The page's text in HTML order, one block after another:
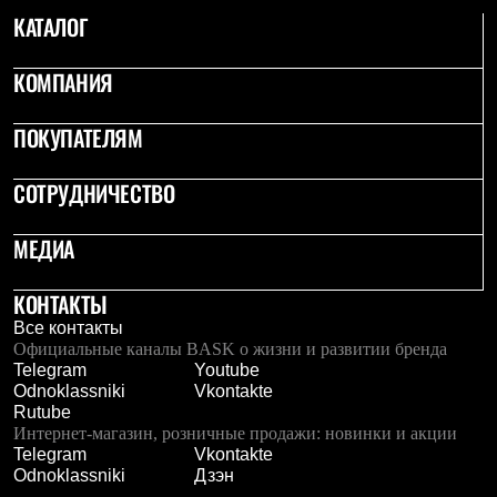
С синтетическим утеплителем
Аксессуары для спальников
Баулы
Кошельки
Сумки
Гермомешки
Книги
Еда
Обувь
Женская обувь
Сапоги
Ботинки
Мужская обувь
Ботинки
Кроссовки
Сапоги
Гамаши и бахилы
Гамаши
Бахилы
Тапочки и чуни
КАТАЛОГ
КОМПАНИЯ
ПОКУПАТЕЛЯМ
СОТРУДНИЧЕСТВО
МЕДИА
КОНТАКТЫ
Все контакты
Официальные каналы BASK о жизни и развитии бренда
Telegram
Youtube
Odnoklassniki
Vkontakte
Rutube
Интернет-магазин, розничные продажи: новинки и акции
Telegram
Vkontakte
Odnoklassniki
Дзэн